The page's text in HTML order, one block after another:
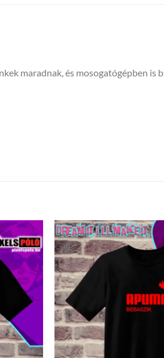
maradnak, és mosogatógépben is